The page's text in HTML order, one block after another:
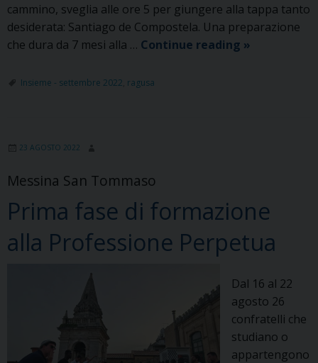
cammino, sveglia alle ore 5 per giungere alla tappa tanto
desiderata: Santiago de Compostela. Una preparazione
che dura da 7 mesi alla … Continue reading “Hola
»
Insieme - settembre 2022 ragusa
23 AGOSTO 2022
Messina San Tommaso
Prima fase di formazione
alla Professione Perpetua
Dal 16 al 22
agosto 26
confratelli che
studiano o
appartengono